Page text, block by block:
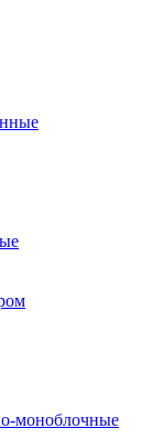
моноблочные